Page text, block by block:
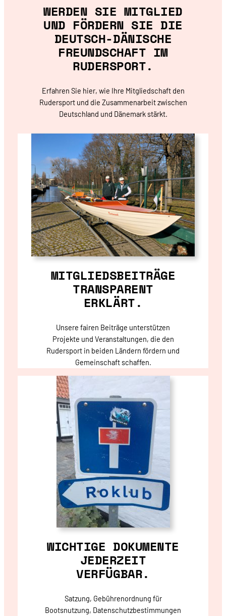
WERDEN SIE MITGLIED
UND FÖRDERN SIE DIE
DEUTSCH-DÄNISCHE
FREUNDSCHAFT IM
RUDERSPORT.
Erfahren Sie hier, wie Ihre Mitgliedschaft den
Rudersport und die Zusammenarbeit zwischen
Deutschland und Dänemark stärkt.
MITGLIEDSBEITRÄGE
TRANSPARENT
ERKLÄRT.
Unsere fairen Beiträge unterstützen
Projekte und Veranstaltungen, die den
Rudersport in beiden Ländern fördern und
Gemeinschaft schaffen.
WICHTIGE DOKUMENTE
JEDERZEIT
VERFÜGBAR.
Satzung, Gebührenordnung für
Bootsnutzung, Datenschutzbestimmungen